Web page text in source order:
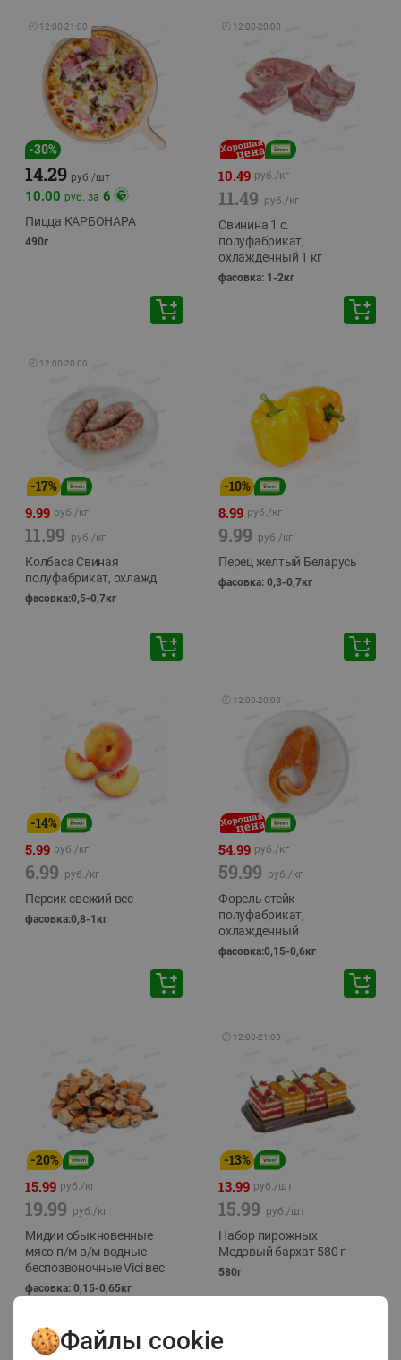
🕘 12:00-21:00
-30%
14.29 руб./шт
10.00 руб. за 6
Пицца КАРБОНАРА
490г
🕘 12:00-20:00
10.49 руб./кг
11.49 руб./кг
Свинина 1 с.
полуфабрикат,
охлажденный 1 кг
фасовка: 1-2кг
🕘 12:00-20:00
-17%
9.99 руб./кг
11.99 руб./кг
Колбаса Свиная
полуфабрикат, охлажд
фасовка:0,5-0,7кг
-10%
8.99 руб./кг
9.99 руб./кг
Перец желтый Беларусь
фасовка: 0,3-0,7кг
-14%
5.99 руб./кг
6.99 руб./кг
Персик свежий вес
фасовка:0,8-1кг
🕘 12:00-20:00
54.99 руб./кг
59.99 руб./кг
Форель стейк
полуфабрикат,
охлажденный
фасовка:0,15-0,6кг
-20%
15.99 руб./кг
19.99 руб./кг
Мидии обыкновенные
мясо п/м в/м водные
беспозвоночные Vici вес
фасовка: 0,15-0,65кг
🕘 12:00-21:00
-13%
13.99 руб./шт
15.99 руб./шт
Набор пирожных
Медовый бархат 580 г
580г
Файлы cookie